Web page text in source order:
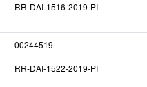
RR-DAI-1516-2019-PI
00244519
RR-DAI-1522-2019-PI